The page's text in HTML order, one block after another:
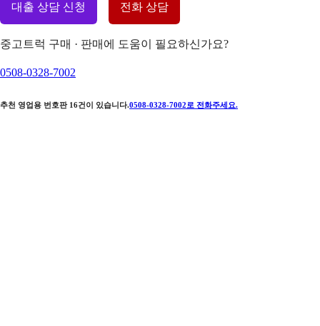
대출 상담 신청 전화 상담
중고트럭 구매 · 판매에 도움이 필요하신가요?
0508-0328-7002
추천 영업용 번호판 16건이 있습니다.0508-0328-7002 로 전화주세요.